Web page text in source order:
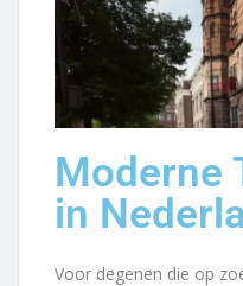
Moderne
in
Voor degenen die op